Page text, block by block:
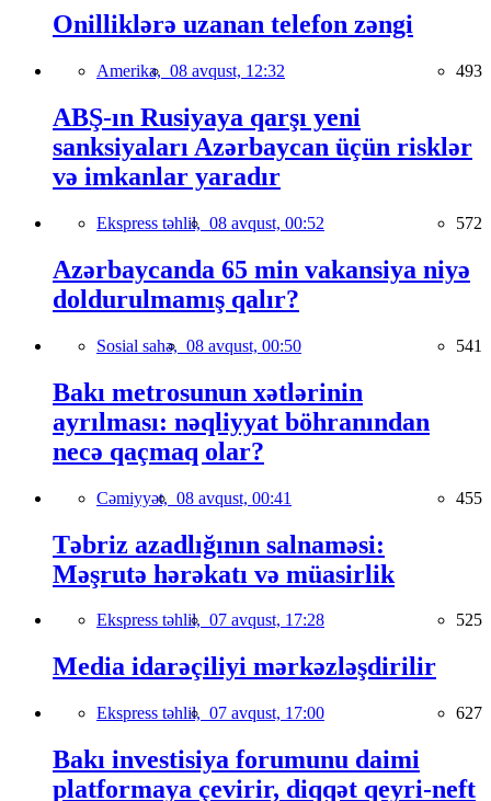
Onilliklərə uzanan telefon zəngi
Amerika, 08 avqust, 12:32 493
ABŞ-ın Rusiyaya qarşı yeni
sanksiyaları Azərbaycan üçün risklər
və imkanlar yaradır
Ekspress təhlil, 08 avqust, 00:52 572
Azərbaycanda 65 min vakansiya niyə
doldurulmamış qalır?
Sosial sahə, 08 avqust, 00:50 541
Bakı metrosunun xətlərinin
ayrılması: nəqliyyat böhranından
necə qaçmaq olar?
Cəmiyyət, 08 avqust, 00:41 455
Təbriz azadlığının salnaməsi:
Məşrutə hərəkatı və müasirlik
Ekspress təhlil, 07 avqust, 17:28 525
Media idarəçiliyi mərkəzləşdirilir
Ekspress təhlil, 07 avqust, 17:00 627
Bakı investisiya forumunu daimi
platformaya çevirir, diqqət qeyri-neft